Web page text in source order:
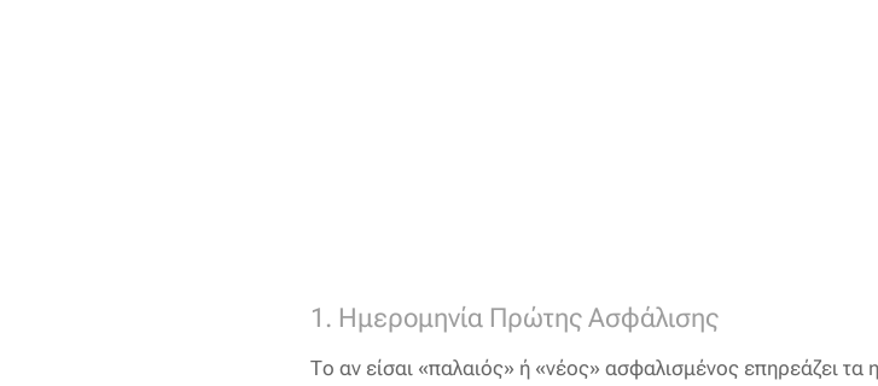
1. Ημερομηνία Πρώτης Ασφάλισης
Το αν είσαι «παλαιός» ή «νέος» ασφαλισμένος επηρεάζει τα